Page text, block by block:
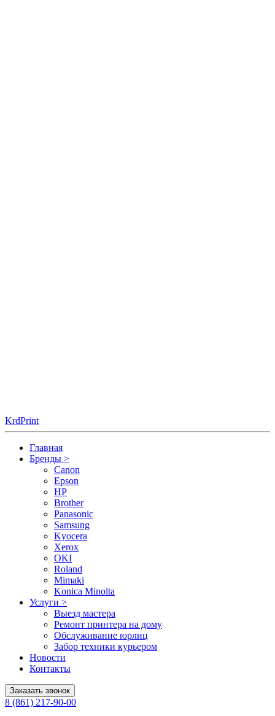
KrdPrint
Главная
Бренды >
Canon
Epson
HP
Brother
Panasonic
Samsung
Kyocera
Xerox
OKI
Roland
Mimaki
Konica Minolta
Услуги >
Выезд мастера
Ремонт принтера на дому
Обслуживание юрлиц
Забор техники курьером
Новости
Контакты
Заказать звонок
8 (861) 217-90-00